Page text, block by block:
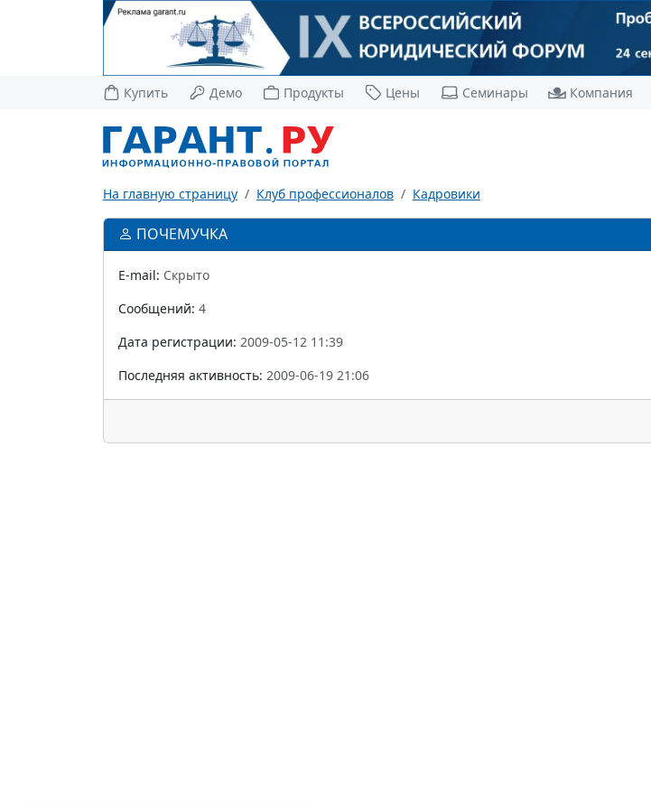
Купить Демо Продукты Цены Семинары Компания
На главную страницу Клуб профессионалов Кадровики
ПОЧЕМУЧКА
E-mail: Скрыто
Сообщений: 4
Дата регистрации: 2009-05-12 11:39
Последняя активность: 2009-06-19 21:06